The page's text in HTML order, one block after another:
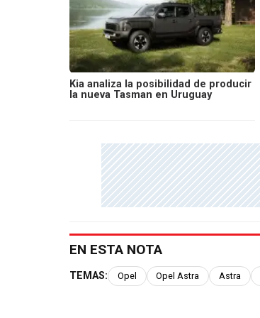
Kia analiza la posibilidad de producir
la nueva Tasman en Uruguay
EN ESTA NOTA
TEMAS: Opel Opel Astra Astra